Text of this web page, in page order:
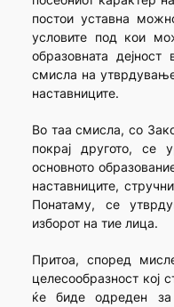
постои уставна
условите под кои
образовната
смисла на
наставниците.
Во таа смисла, со
покрај другото, се
основното
наставниците,
Понатаму, се
изборот на тие лица.
Притоа, според
целесообразност кој
ќе биде одреден за